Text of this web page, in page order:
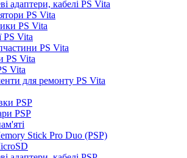
адаптери, кабелі PS Vita
PS Vita
PS Vita
PS Vita
PS Vita
PS Vita
Vita
для ремонту PS Vita
PSP
PSP
Stick Pro Duo (PSP)